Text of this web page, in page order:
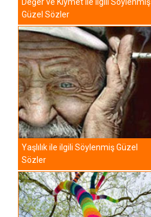
Güzel Sözler
Yaşlılık ile ilgili Söylenmiş Güzel
Sözler